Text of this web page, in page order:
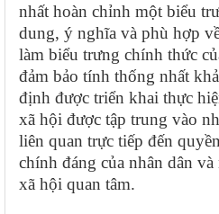
nhất hoàn chỉnh một biểu
dung, ý nghĩa và phù hợp
làm biểu trưng chính thức
đảm bảo tính thống nhất
định được triển khai thực
xã hội được tập trung vào
liên quan trực tiếp đến
chính đáng của nhân dân
xã hội quan tâm.